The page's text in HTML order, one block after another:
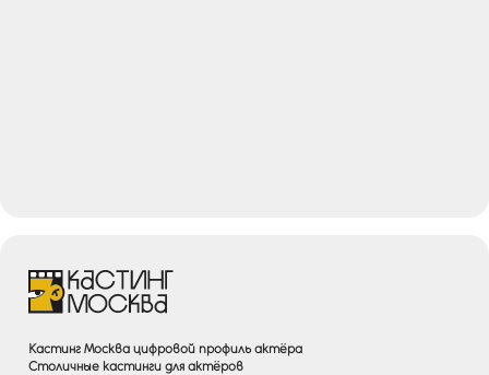
Кастинг Москва цифровой профиль актёра
Столичные кастинги для актёров